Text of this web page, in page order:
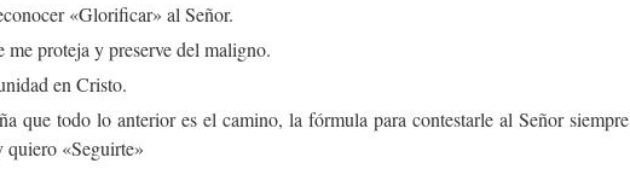
«Glorificar» al Señor.
me proteja y preserve del maligno.
en Cristo.
que todo lo anterior es el camino, la fórmula para contestarle al Señor siempre
quiero «Seguirte»